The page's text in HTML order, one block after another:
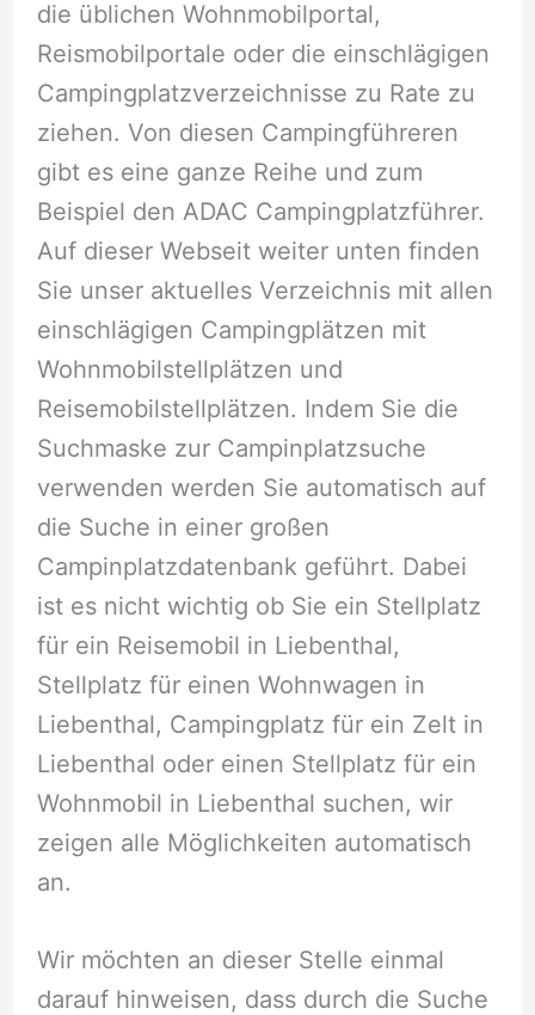
die üblichen Wohnmobilportal,
Reismobilportale oder die einschlägigen
Campingplatzverzeichnisse zu Rate zu
ziehen. Von diesen Campingführeren
gibt es eine ganze Reihe und zum
Beispiel den ADAC Campingplatzführer.
Auf dieser Webseit weiter unten finden
Sie unser aktuelles Verzeichnis mit allen
einschlägigen Campingplätzen mit
Wohnmobilstellplätzen und
Reisemobilstellplätzen. Indem Sie die
Suchmaske zur Campinplatzsuche
verwenden werden Sie automatisch auf
die Suche in einer großen
Campinplatzdatenbank geführt. Dabei
ist es nicht wichtig ob Sie ein Stellplatz
für ein Reisemobil in Liebenthal,
Stellplatz für einen Wohnwagen in
Liebenthal, Campingplatz für ein Zelt in
Liebenthal oder einen Stellplatz für ein
Wohnmobil in Liebenthal suchen, wir
zeigen alle Möglichkeiten automatisch
an.
Wir möchten an dieser Stelle einmal
darauf hinweisen, dass durch die Suche